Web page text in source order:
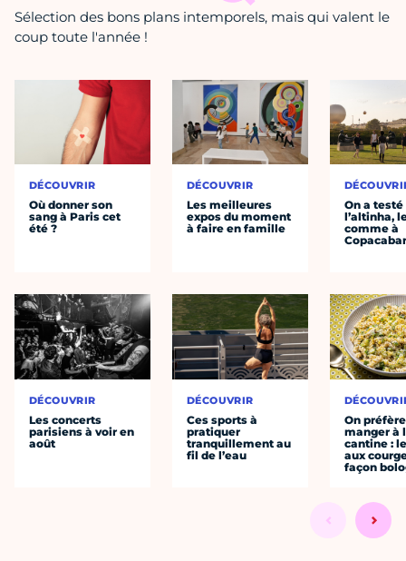
Sélection des bons plans intemporels, mais qui valent le
coup toute l'année !
DÉCOUVRIR
Où donner son
sang à Paris cet
été ?
DÉCOUVRIR
Les concerts
parisiens à voir en
août
DÉCOUVRIR
Les meilleures
expos du moment
à faire en famille
DÉCOUVRIR
Ces sports à
pratiquer
tranquillement au
fil de l’eau
On a testé
l’altinha,
comme à
On préfère
manger à
cantine :
aux
façon